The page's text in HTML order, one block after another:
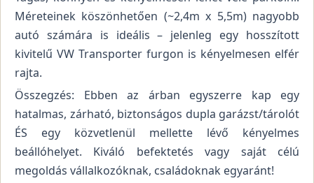
Méreteinek köszönhetően (~2,4m x 5,5m) nagyobb
autó számára is ideális – jelenleg egy hosszított
kivitelű VW Transporter furgon is kényelmesen elfér
rajta.
Összegzés: Ebben az árban egyszerre kap egy
hatalmas, zárható, biztonságos dupla garázst/tárolót
ÉS egy közvetlenül mellette lévő kényelmes
beállóhelyet. Kiváló befektetés vagy saját célú
megoldás vállalkozóknak, családoknak egyaránt!